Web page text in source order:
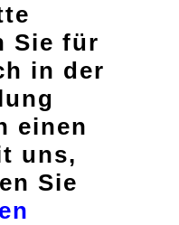
Sie für
in der
einen
uns,
Sie